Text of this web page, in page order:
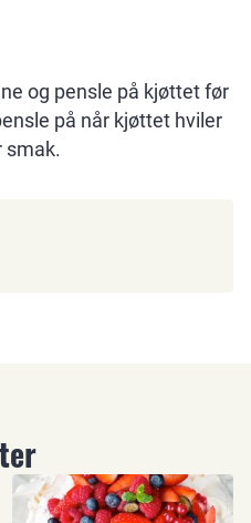
og pensle på kjøttet før
på når kjøttet hviler
smak.